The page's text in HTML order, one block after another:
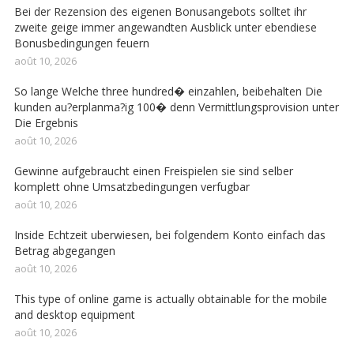
Bei der Rezension des eigenen Bonusangebots solltet ihr
zweite geige immer angewandten Ausblick unter ebendiese
Bonusbedingungen feuern
août 10, 2026
So lange Welche three hundred� einzahlen, beibehalten Die
kunden au?erplanma?ig 100� denn Vermittlungsprovision unter
Die Ergebnis
août 10, 2026
Gewinne aufgebraucht einen Freispielen sie sind selber
komplett ohne Umsatzbedingungen verfugbar
août 10, 2026
Inside Echtzeit uberwiesen, bei folgendem Konto einfach das
Betrag abgegangen
août 10, 2026
This type of online game is actually obtainable for the mobile
and desktop equipment
août 10, 2026